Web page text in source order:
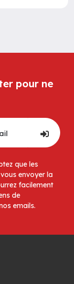
pour ne
que les
envoyer la
facilement
de
emails.